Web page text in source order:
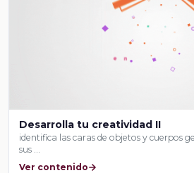
Desarrolla tu creatividad II
identifica las caras de objetos y cuerpos
sus …
Ver contenido